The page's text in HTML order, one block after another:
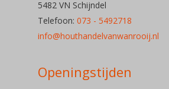
5482 VN Schijndel
Telefoon: 073 - 5492718
info@houthandelvanwanrooij.nl
Openingstijden